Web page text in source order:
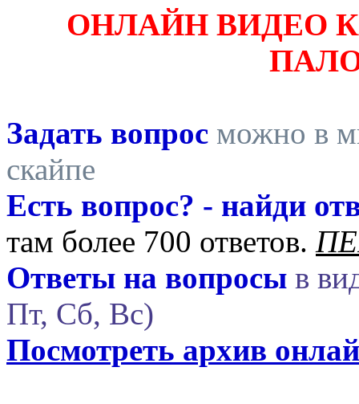
ОНЛАЙН ВИДЕО
Задать вопрос можно в
скайпе
Есть вопрос? - найди
там более 700 ответов.
Ответы на вопросы в
Пт, Сб, Вс)
Посмотреть архив